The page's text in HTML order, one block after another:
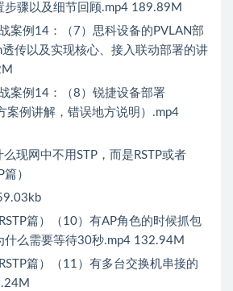
步骤以及细节回顾.mp4 189.89M
案例14：（7）思科设备的PVLAN部
传以及实现核心、接入联动部署的讲
案例14：（8）锐捷设备部署
案例讲解，错误地方说明）.mp4
现网中不用STP，而是RSTP或者
）
篇）（10）有AP角色的时候抓包
什么需要等待30秒.mp4 132.94M
篇）（11）有多台交换机串接的